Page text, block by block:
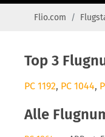
Flio.com
Top 3
PC 1192, PC 1044,
Alle